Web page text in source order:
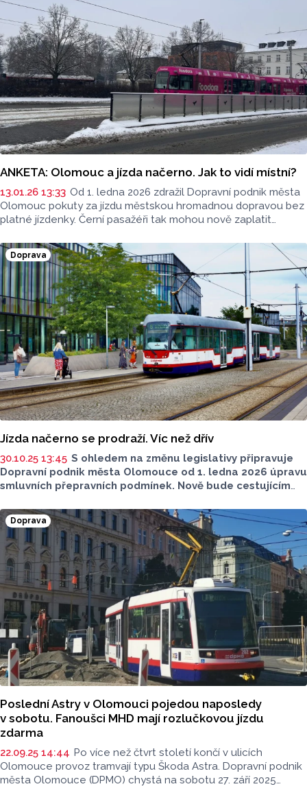
ANKETA: Olomouc a jízda načerno. Jak to vidí místní?
13.01.26 13:33 Od 1. ledna 2026 zdražil Dopravní podnik města
Olomouc pokuty za jízdu městskou hromadnou dopravou bez
platné jízdenky. Černí pasažéři tak mohou nově zaplatit
A co říkají na novou výši pokut? To jsme zjišťovali v ulicích.
Doprava
Jízda načerno se prodraží. Víc než dřív
30.10.25 13:45 S ohledem na změnu legislativy připravuje
Dopravní podnik města Olomouce od 1. ledna 2026 úpravu
smluvních přepravních podmínek. Nově bude cestujícím
přirážka k jízdnému 2 500 korun, doposud to bylo 1500
korun. V případě, že cestující uhradí přirážku k jízdnému
na místě nebo do 15 kalendářních dnů po kontrole, bude
částka snížena na 1000 korun.
Doprava
Poslední Astry v Olomouci pojedou naposledy
v sobotu. Fanoušci MHD mají rozlučkovou jízdu
zdarma
22.09.25 14:44 Po více než čtvrt století končí v ulicích
Olomouce provoz tramvají typu Škoda Astra. Dopravní podnik
města Olomouce (DPMO) chystá na sobotu 27. září 2025